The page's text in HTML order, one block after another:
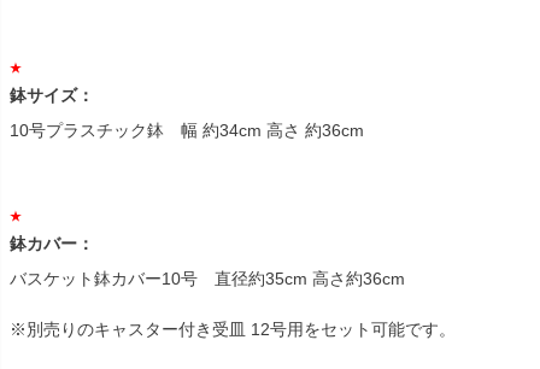
鉢サイズ：
10号プラスチック鉢 幅 約34cm 高さ 約36cm
鉢カバー：
バスケット鉢カバー10号 直径約35cm 高さ約36cm
※別売りのキャスター付き受皿 12号用をセット可能です。